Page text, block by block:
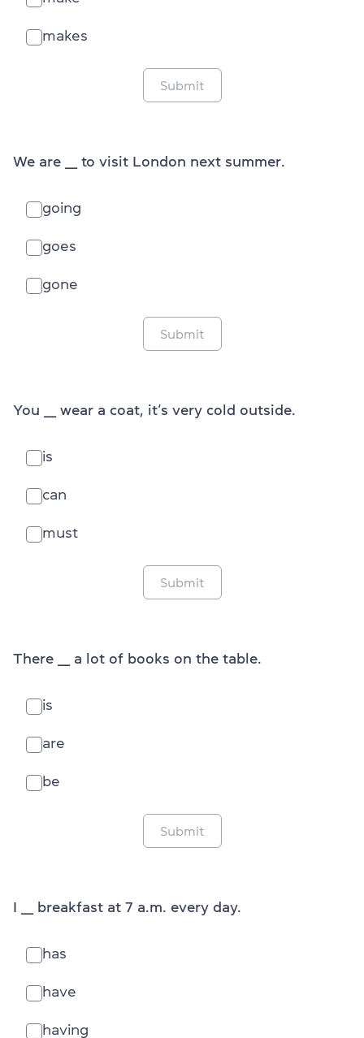
makes
Submit
We are ___ to visit London next summer.
going
goes
gone
Submit
You ___ wear a coat, it’s very cold outside.
is
can
must
Submit
There ___ a lot of books on the table.
is
are
be
Submit
I ___ breakfast at 7 a.m. every day.
has
have
having